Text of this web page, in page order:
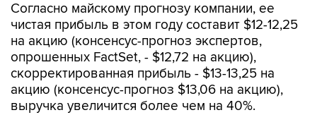
Согласно майскому прогнозу компании, ее
чистая прибыль в этом году составит $12-12,25
на акцию (консенсус-прогноз экспертов,
опрошенных FactSet, - $12,72 на акцию),
скорректированная прибыль - $13-13,25 на
акцию (консенсус-прогноз $13,06 на акцию),
выручка увеличится более чем на 40%.